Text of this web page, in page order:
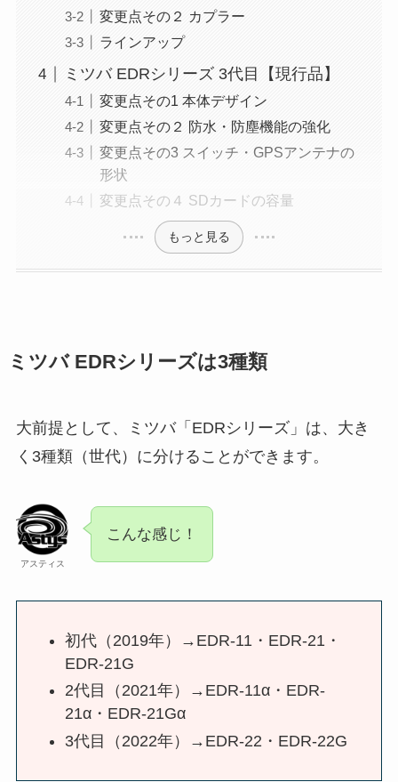
変更点その２ カプラー
ラインアップ
ミツバ EDRシリーズ 3代目【現行品】
変更点その1 本体デザイン
変更点その２ 防水・防塵機能の強化
変更点その3 スイッチ・GPSアンテナの
形状
変更点その４ SDカードの容量
もっと見る
ミツバ EDRシリーズは3種類
大前提として、ミツバ「EDRシリーズ」は、大き
く3種類（世代）に分けることができます。
アスティス
こんな感じ！
初代（2019年）→EDR-11・EDR-21・
EDR-21G
2代目（2021年）→EDR-11α・EDR-
21α・EDR-21Gα
3代目（2022年）→EDR-22・EDR-22G